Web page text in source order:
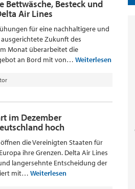
Bettwäsche, Besteck und
Air Lines
für eine nachhaltigere und
Zukunft des
Monat überarbeitet die
an Bord mit von… Weiterlesen
im Dezember
hoch
die Vereinigten Staaten für
ihre Grenzen. Delta Air Lines
langersehnte Entscheidung der
mit… Weiterlesen